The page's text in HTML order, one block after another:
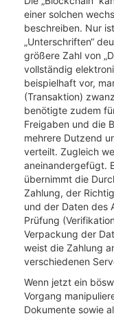
einer solchen
beschreiben. Nur
„Unterschriften“
größere Zahl von
vollständig
beispielhaft vor,
(Transaktion)
benötigte zudem
Freigaben und die
mehrere Dutzend
verteilt. Zugleich
aneinandergefügt.
übernimmt die
Zahlung, der
und der Daten des
Prüfung
Verpackung der
weist die Zahlung
verschiedenen
Wenn jetzt ein
Vorgang
Dokumente sowie